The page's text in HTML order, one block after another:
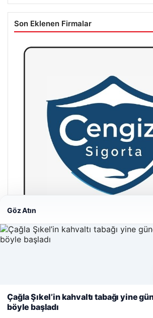
Son Eklenen Firmalar
Hastaş Beton
Web sitemizi nasıl kullandığınızı daha iyi
kullanıyoruz.Çerez Politikamız
Reddet
Göz Atın
Çağla Şıkel’in kahvaltı tabağı yine
böyle başladı